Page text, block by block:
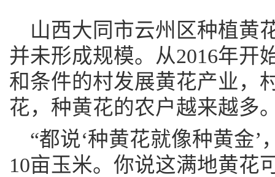
山西大同市云州区种植黄
并未形成规模。从2016年开
和条件的村发展黄花产业，
花，种黄花的农户越来越多
“都说‘种黄花就像种黄金
10亩玉米。你说这满地黄花